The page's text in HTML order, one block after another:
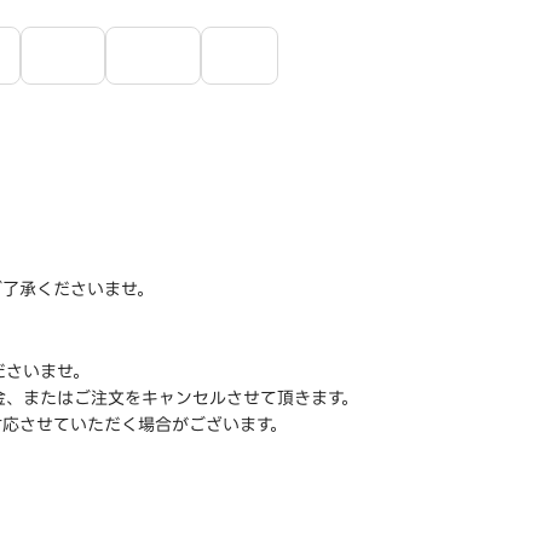
承くださいませ。
いませ。
たはご注文をキャンセルさせて頂きます。
せていただく場合がございます。